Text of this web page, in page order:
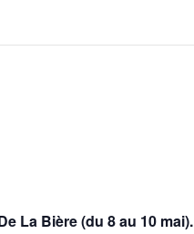
La Bière (du 8 au 10 mai).